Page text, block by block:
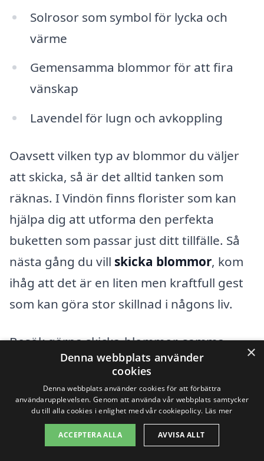
Solrosor som symbol för lycka och
värme
Gemensamma blommor för att fira
vänskap
Lavendel för lugn och avkoppling
Oavsett vilken typ av blommor du väljer
att skicka, så är det alltid tanken som
räknas. I Vindön finns florister som kan
hjälpa dig att utforma den perfekta
buketten som passar just ditt tillfälle. Så
nästa gång du vill skicka blommor, kom
ihåg att det är en liten men kraftfull gest
som kan göra stor skillnad i någons liv.
Besök gärna skicka-blommor-samma-
dag.se för att hitta det bästa företaget
som kan leverera blommor i Vindön. Med
ett par klick kan du överraska en älskad,
fira framgångar, eller helt enkelt lysa upp
en vanlig dag med vackra blommor. Det är
×
Denna webbplats använder
cookies
Denna webbplats använder cookies för att förbättra
användarupplevelsen. Genom att använda vår webbplats samtycker
du till alla cookies i enlighet med vår cookiepolicy. Läs mer
ACCEPTERA ALLA AVVISA ALLT